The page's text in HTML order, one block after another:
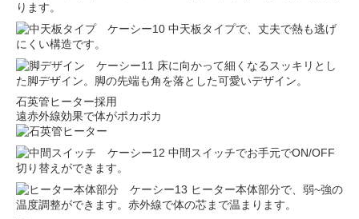
ります。
中天板タイプで、丈夫で熱も逃げ
にくい構造です。
床に向かって細くなるスッキリとし
た脚デザイン。脚の先端も角を落とした可愛いデザイン。
石英管ヒーター採用
遠赤外線効果で体がポカポカ
中間スイッチでお手元でON/OFF
切り替えができます。
ヒーター本体部分で、弱~強の
温度調整ができます。赤外線で体の芯まで温まります。